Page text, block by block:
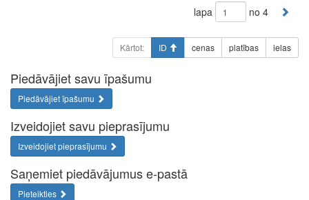
lapa no 4
Kārtot: ID cenas platības ielas
Piedāvājiet savu īpašumu
Piedāvājiet īpašumu
Izveidojiet savu pieprasījumu
Izveidojiet pieprasījumu
Saņemiet piedāvājumus e-pastā
Pieteikties